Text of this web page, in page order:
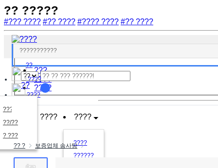
?? ?????
#??? ???? #?? ???? #???? ???? #?? ????
????
??
??
???????????
????
????
??/??
? ???
????
????
???
????
????
???? ????
????
??????
?? ? 보증업체 솜사탕